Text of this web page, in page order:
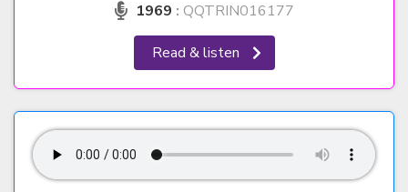
1969 : QQTRIN016177
Read & listen